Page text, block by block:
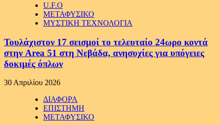
U.F.O
ΜΕΤΑΦΥΣΙΚΟ
ΜΥΣΤΙΚΗ ΤΕΧΝΟΛΟΓΙΑ
Τουλάχιστον 17 σεισμοί το τελευταίο 24ωρο κοντά
στην Area 51 στη Νεβάδα, ανησυχίες για υπόγειες
δοκιμές όπλων
30 Απριλίου 2026
ΔΙΑΦΟΡΑ
ΕΠΙΣΤΗΜΗ
ΜΕΤΑΦΥΣΙΚΟ